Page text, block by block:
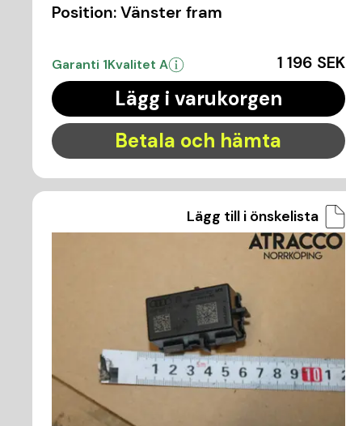
Position:Vänster fram
Garanti 1Kvalitet A 1 196 SEK
Lägg i varukorgen
Betala och hämta
Lägg till i önskelista